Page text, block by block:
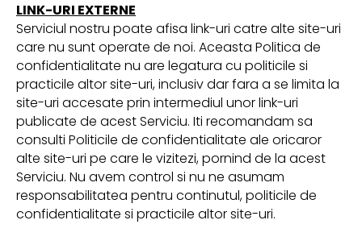
LINK-URI EXTERNE
Serviciul nostru poate afisa link-uri catre alte site-uri
care nu sunt operate de noi. Aceasta Politica de
confidentialitate nu are legatura cu politicile si
practicile altor site-uri, inclusiv dar fara a se limita la
site-uri accesate prin intermediul unor link-uri
publicate de acest Serviciu. Iti recomandam sa
consulti Politicile de confidentialitate ale oricaror
alte site-uri pe care le vizitezi, pornind de la acest
Serviciu. Nu avem control si nu ne asumam
responsabilitatea pentru continutul, politicile de
confidentialitate si practicile altor site-uri.